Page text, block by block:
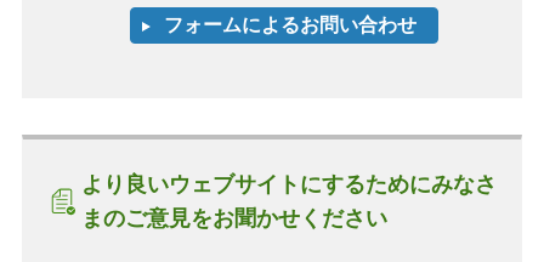
より良いウェブサイトにするためにみなさ
まのご意見をお聞かせください